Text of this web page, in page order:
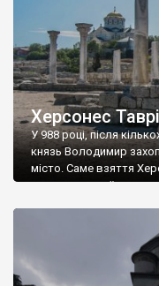
Херсонес
У 988 році, після
князь Володимир
місто. Саме взяття
диктувати свої умови
Херсонесі
А потім було